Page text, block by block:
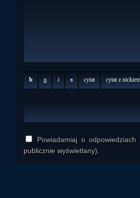
b u i s cytat cytat z
Powiadamiaj o
publicznie wyświetlany).